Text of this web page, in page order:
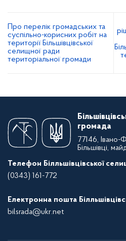
Про перелік громадських та
суспільно-корисних робіт на
території Більшівцівської
селищної ради
територіальної громади
громада
77146, Івано-
Більшівці,
Телефон Білльшівцівської
(0343) 161-772
Електронна пошта
bilsrada@ukr.net